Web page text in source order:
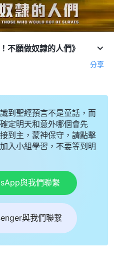
不願做奴隸的人們》
分享
到聖經預言不是童話，而
定明天和意外哪個會先
到主，蒙神保守，請點擊
入小組學習，不要等到明
與我們聯繫
與我們聯繫